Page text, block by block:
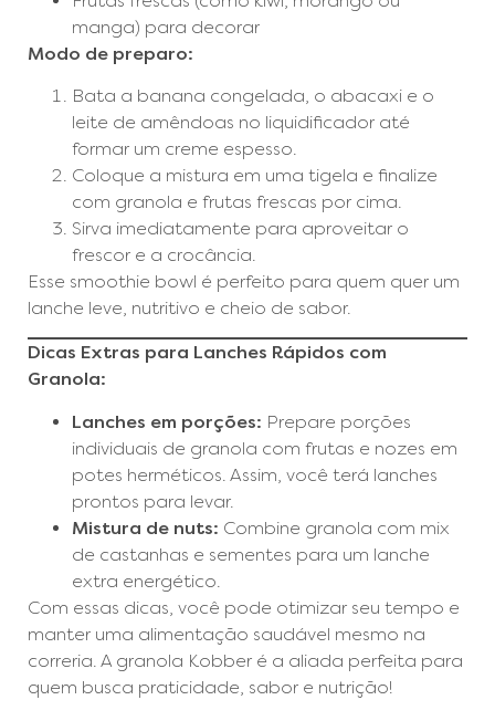
manga) para decorar
Modo de preparo:
Bata a banana congelada, o abacaxi e o
leite de amêndoas no liquidificador até
formar um creme espesso.
Coloque a mistura em uma tigela e finalize
com granola e frutas frescas por cima.
Sirva imediatamente para aproveitar o
frescor e a crocância.
Esse smoothie bowl é perfeito para quem quer um
lanche leve, nutritivo e cheio de sabor.
Dicas Extras para Lanches Rápidos com
Granola:
Lanches em porções: Prepare porções
individuais de granola com frutas e nozes em
potes herméticos. Assim, você terá lanches
prontos para levar.
Mistura de nuts: Combine granola com mix
de castanhas e sementes para um lanche
extra energético.
Com essas dicas, você pode otimizar seu tempo e
manter uma alimentação saudável mesmo na
correria. A granola Kobber é a aliada perfeita para
quem busca praticidade, sabor e nutrição!